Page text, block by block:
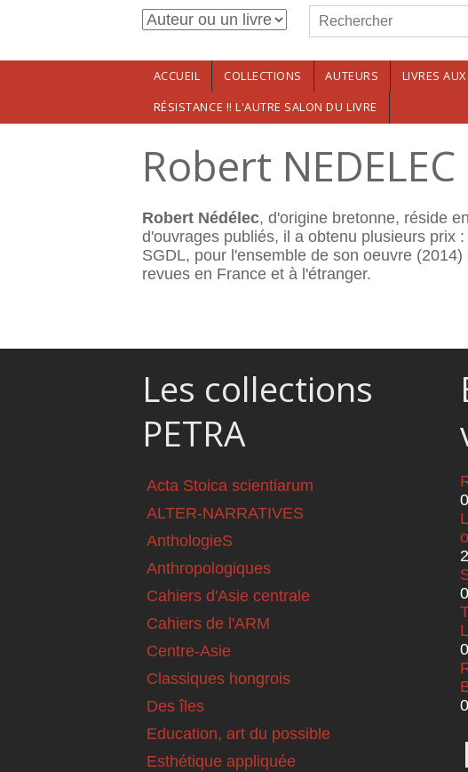
Aller au contenu principalFormulaire de
Rechercher
ACCUEIL COLLECTIONS AUTEURS LIVRES
RÉSISTANCE !! L'AUTRE SALON DU LIVRE
Robert NEDELEC
Robert Nédélec, d'origine bretonne, réside
d'ouvrages publiés, il a obtenu plusieurs prix
SGDL, pour l'ensemble de son oeuvre
revues en France et à l'étranger.
Les collections
PETRA
Acta Stoica scientiarum
ALTER-NARRATIVES
AnthologieS
Anthropologiques
Cahiers d'Asie centrale
Cahiers de l'ARM
Centre-Asie
Classiques hongrois
Des îles
Education, art du possible
Esthétique appliquée